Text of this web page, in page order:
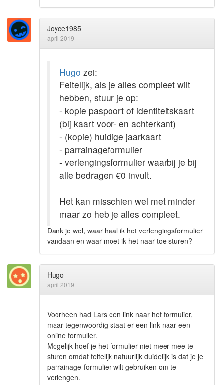
Joyce1985
april 2019
Hugo zei:
Feitelijk, als je alles compleet wilt
hebben, stuur je op:
- kopie paspoort of identiteitskaart
(bij kaart voor- en achterkant)
- (kopie) huidige jaarkaart
- parrainageformulier
- verlengingsformulier waarbij je bij
alle bedragen €0 invult.
Het kan misschien wel met minder
maar zo heb je alles compleet.
Dank je wel, waar haal ik het verlengingsformulier
vandaan en waar moet ik het naar toe sturen?
Hugo
april 2019
Voorheen had Lars een link naar het formulier,
maar tegenwoordig staat er een link naar een
online formulier.
Mogelijk hoef je het formulier niet meer mee te
sturen omdat feitelijk natuurlijk duidelijk is dat je je
parrainage-formulier wilt gebruiken om te
verlengen.